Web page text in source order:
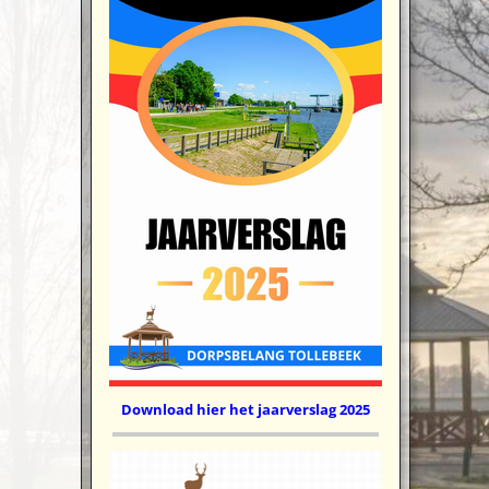
Download hier het jaarverslag 2025